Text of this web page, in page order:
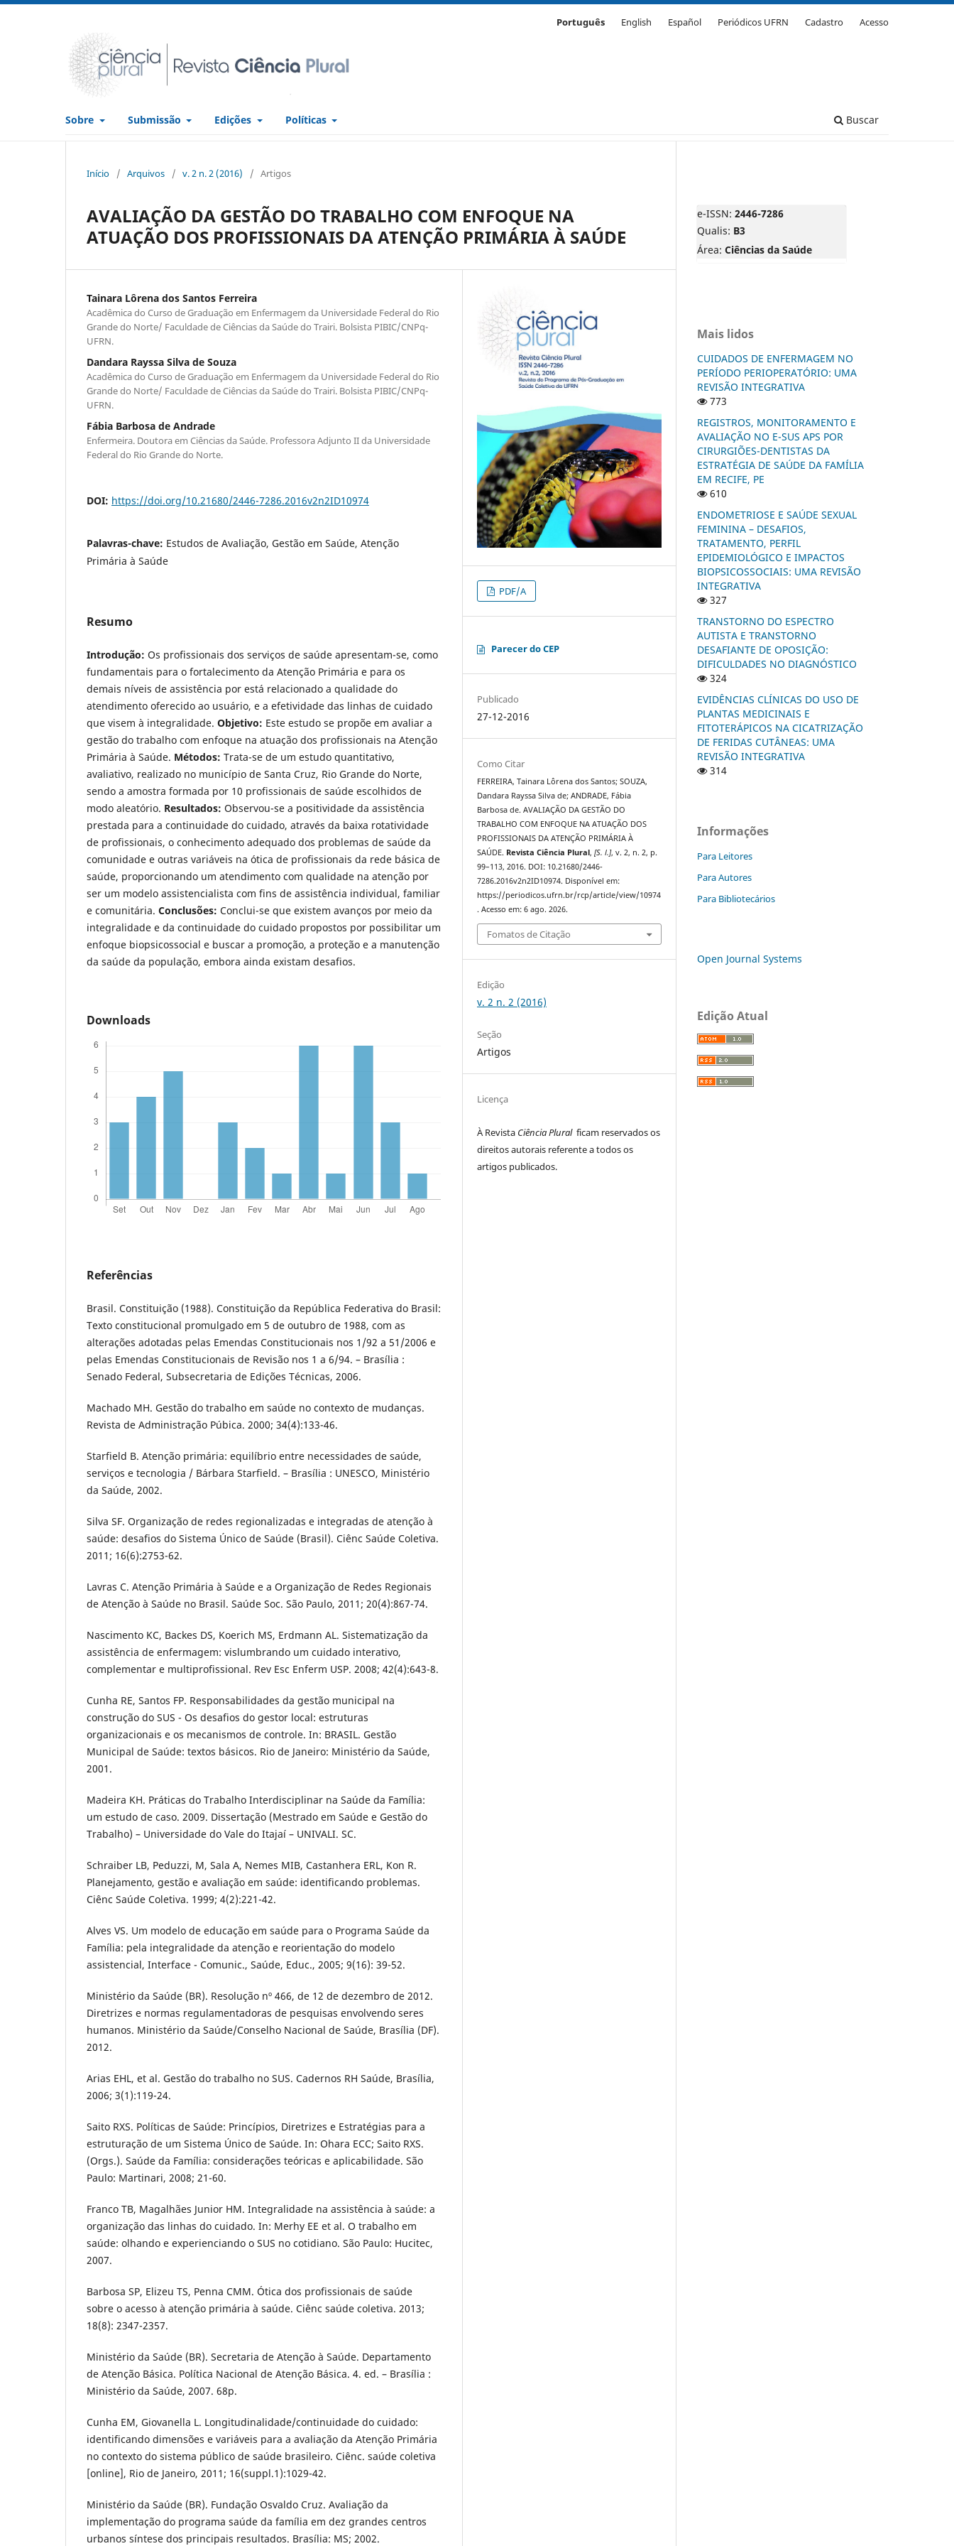
Sobre Submissão Edições Políticas Buscar
Português English Español Periódicos UFRN Cadastro Acesso
Início / Arquivos / v. 2 n. 2 (2016) / Artigos
AVALIAÇÃO DA GESTÃO DO TRABALHO COM ENFOQUE NA
ATUAÇÃO DOS PROFISSIONAIS DA ATENÇÃO PRIMÁRIA À SAÚDE
Tainara Lôrena dos Santos Ferreira
Acadêmica do Curso de Graduação em Enfermagem da Universidade Federal do Rio
Grande do Norte/ Faculdade de Ciências da Saúde do Trairi. Bolsista PIBIC/CNPq-
UFRN.
Dandara Rayssa Silva de Souza
Acadêmica do Curso de Graduação em Enfermagem da Universidade Federal do Rio
Grande do Norte/ Faculdade de Ciências da Saúde do Trairi. Bolsista PIBIC/CNPq-
UFRN.
Fábia Barbosa de Andrade
Enfermeira. Doutora em Ciências da Saúde. Professora Adjunto II da Universidade
Federal do Rio Grande do Norte.
DOI: https://doi.org/10.21680/2446-7286.2016v2n2ID10974
Palavras-chave: Estudos de Avaliação, Gestão em Saúde, Atenção
Primária à Saúde
Resumo
Introdução: Os profissionais dos serviços de saúde apresentam-se, como
fundamentais para o fortalecimento da Atenção Primária e para os
demais níveis de assistência por está relacionado a qualidade do
atendimento oferecido ao usuário, e a efetividade das linhas de cuidado
que visem à integralidade. Objetivo: Este estudo se propõe em avaliar a
gestão do trabalho com enfoque na atuação dos profissionais na Atenção
Primária à Saúde. Métodos: Trata-se de um estudo quantitativo,
avaliativo, realizado no município de Santa Cruz, Rio Grande do Norte,
sendo a amostra formada por 10 profissionais de saúde escolhidos de
modo aleatório. Resultados: Observou-se a positividade da assistência
prestada para a continuidade do cuidado, através da baixa rotatividade
de profissionais, o conhecimento adequado dos problemas de saúde da
comunidade e outras variáveis na ótica de profissionais da rede básica de
saúde, proporcionando um atendimento com qualidade na atenção por
ser um modelo assistencialista com fins de assistência individual, familiar
e comunitária. Conclusões: Conclui-se que existem avanços por meio da
integralidade e da continuidade do cuidado propostos por possibilitar um
enfoque biopsicossocial e buscar a promoção, a proteção e a manutenção
da saúde da população, embora ainda existam desafios.
Downloads
Referências
Brasil. Constituição (1988). Constituição da República Federativa do Brasil:
Texto constitucional promulgado em 5 de outubro de 1988, com as
alterações adotadas pelas Emendas Constitucionais nos 1/92 a 51/2006 e
pelas Emendas Constitucionais de Revisão nos 1 a 6/94. – Brasília :
Senado Federal, Subsecretaria de Edições Técnicas, 2006.
Machado MH. Gestão do trabalho em saúde no contexto de mudanças.
Revista de Administração Púbica. 2000; 34(4):133-46.
Starfield B. Atenção primária: equilíbrio entre necessidades de saúde,
serviços e tecnologia / Bárbara Starfield. – Brasília : UNESCO, Ministério
da Saúde, 2002.
Silva SF. Organização de redes regionalizadas e integradas de atenção à
saúde: desafios do Sistema Único de Saúde (Brasil). Ciênc Saúde Coletiva.
2011; 16(6):2753-62.
Lavras C. Atenção Primária à Saúde e a Organização de Redes Regionais
de Atenção à Saúde no Brasil. Saúde Soc. São Paulo, 2011; 20(4):867-74.
Nascimento KC, Backes DS, Koerich MS, Erdmann AL. Sistematização da
assistência de enfermagem: vislumbrando um cuidado interativo,
complementar e multiprofissional. Rev Esc Enferm USP. 2008; 42(4):643-8.
Cunha RE, Santos FP. Responsabilidades da gestão municipal na
construção do SUS - Os desafios do gestor local: estruturas
organizacionais e os mecanismos de controle. In: BRASIL. Gestão
Municipal de Saúde: textos básicos. Rio de Janeiro: Ministério da Saúde,
2001.
Madeira KH. Práticas do Trabalho Interdisciplinar na Saúde da Família:
um estudo de caso. 2009. Dissertação (Mestrado em Saúde e Gestão do
Trabalho) – Universidade do Vale do Itajaí – UNIVALI. SC.
Schraiber LB, Peduzzi, M, Sala A, Nemes MIB, Castanhera ERL, Kon R.
Planejamento, gestão e avaliação em saúde: identificando problemas.
Ciênc Saúde Coletiva. 1999; 4(2):221-42.
Alves VS. Um modelo de educação em saúde para o Programa Saúde da
Família: pela integralidade da atenção e reorientação do modelo
assistencial, Interface - Comunic., Saúde, Educ., 2005; 9(16): 39-52.
Ministério da Saúde (BR). Resolução nº 466, de 12 de dezembro de 2012.
Diretrizes e normas regulamentadoras de pesquisas envolvendo seres
humanos. Ministério da Saúde/Conselho Nacional de Saúde, Brasília (DF).
2012.
Arias EHL, et al. Gestão do trabalho no SUS. Cadernos RH Saúde, Brasília,
2006; 3(1):119-24.
Saito RXS. Políticas de Saúde: Princípios, Diretrizes e Estratégias para a
estruturação de um Sistema Único de Saúde. In: Ohara ECC; Saito RXS.
(Orgs.). Saúde da Família: considerações teóricas e aplicabilidade. São
Paulo: Martinari, 2008; 21-60.
Franco TB, Magalhães Junior HM. Integralidade na assistência à saúde: a
organização das linhas do cuidado. In: Merhy EE et al. O trabalho em
saúde: olhando e experienciando o SUS no cotidiano. São Paulo: Hucitec,
2007.
Barbosa SP, Elizeu TS, Penna CMM. Ótica dos profissionais de saúde
sobre o acesso à atenção primária à saúde. Ciênc saúde coletiva. 2013;
18(8): 2347-2357.
Ministério da Saúde (BR). Secretaria de Atenção à Saúde. Departamento
de Atenção Básica. Política Nacional de Atenção Básica. 4. ed. – Brasília :
Ministério da Saúde, 2007. 68p.
Cunha EM, Giovanella L. Longitudinalidade/continuidade do cuidado:
identificando dimensões e variáveis para a avaliação da Atenção Primária
no contexto do sistema público de saúde brasileiro. Ciênc. saúde coletiva
[online], Rio de Janeiro, 2011; 16(suppl.1):1029-42.
Ministério da Saúde (BR). Fundação Osvaldo Cruz. Avaliação da
implementação do programa saúde da família em dez grandes centros
urbanos síntese dos principais resultados. Brasília: MS; 2002.
PDF/A
Parecer do CEP
Publicado
27-12-2016
Como Citar
FERREIRA, Tainara Lôrena dos Santos; SOUZA,
Dandara Rayssa Silva de; ANDRADE, Fábia
Barbosa de. AVALIAÇÃO DA GESTÃO DO
TRABALHO COM ENFOQUE NA ATUAÇÃO DOS
PROFISSIONAIS DA ATENÇÃO PRIMÁRIA À
SAÚDE. Revista Ciência Plural,[S. l.], v. 2, n. 2, p.
99–113, 2016. DOI: 10.21680/2446-
7286.2016v2n2ID10974. Disponível em:
https://periodicos.ufrn.br/rcp/article/view/10974
. Acesso em: 6 ago. 2026.
Fomatos de Citação
Edição
v. 2 n. 2 (2016)
Seção
Artigos
Licença
À Revista Ciência Pluralficam reservados os
direitos autorais referente a todos os
artigos publicados.
e-ISSN: 2446-7286
Qualis: B3
Área: Ciências da Saúde
Mais lidos
CUIDADOS DE ENFERMAGEM NO
PERÍODO PERIOPERATÓRIO: UMA
REVISÃO INTEGRATIVA
773
REGISTROS, MONITORAMENTO E
AVALIAÇÃO NO E-SUS APS POR
CIRURGIÕES-DENTISTAS DA
ESTRATÉGIA DE SAÚDE DA FAMÍLIA
EM RECIFE, PE
610
ENDOMETRIOSE E SAÚDE SEXUAL
FEMININA – DESAFIOS,
TRATAMENTO, PERFIL
EPIDEMIOLÓGICO E IMPACTOS
BIOPSICOSSOCIAIS: UMA REVISÃO
INTEGRATIVA
327
TRANSTORNO DO ESPECTRO
AUTISTA E TRANSTORNO
DESAFIANTE DE OPOSIÇÃO:
DIFICULDADES NO DIAGNÓSTICO
324
EVIDÊNCIAS CLÍNICAS DO USO DE
PLANTAS MEDICINAIS E
FITOTERÁPICOS NA CICATRIZAÇÃO
DE FERIDAS CUTÂNEAS: UMA
REVISÃO INTEGRATIVA
314
Informações
Para Leitores
Para Autores
Para Bibliotecários
Open Journal Systems
Edição Atual